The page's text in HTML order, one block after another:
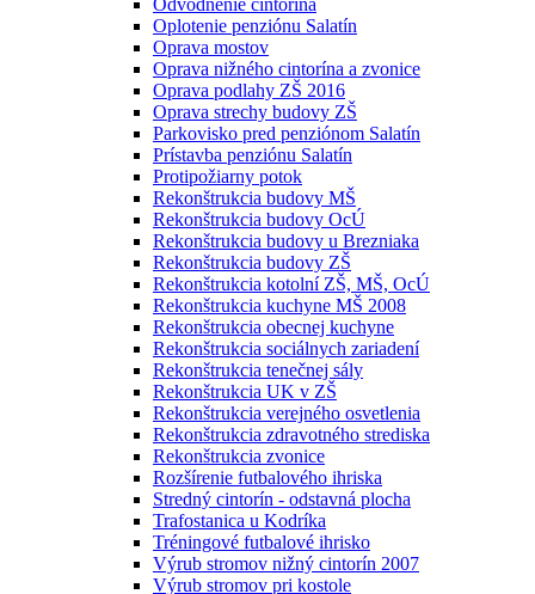
Odvodnenie cintorína
Oplotenie penziónu Salatín
Oprava mostov
Oprava nižného cintorína a zvonice
Oprava podlahy ZŠ 2016
Oprava strechy budovy ZŠ
Parkovisko pred penziónom Salatín
Prístavba penziónu Salatín
Protipožiarny potok
Rekonštrukcia budovy MŠ
Rekonštrukcia budovy OcÚ
Rekonštrukcia budovy u Brezniaka
Rekonštrukcia budovy ZŠ
Rekonštrukcia kotolní ZŠ, MŠ, OcÚ
Rekonštrukcia kuchyne MŠ 2008
Rekonštrukcia obecnej kuchyne
Rekonštrukcia sociálnych zariadení
Rekonštrukcia tenečnej sály
Rekonštrukcia UK v ZŠ
Rekonštrukcia verejného osvetlenia
Rekonštrukcia zdravotného strediska
Rekonštrukcia zvonice
Rozšírenie futbalového ihriska
Stredný cintorín - odstavná plocha
Trafostanica u Kodríka
Tréningové futbalové ihrisko
Výrub stromov nižný cintorín 2007
Výrub stromov pri kostole